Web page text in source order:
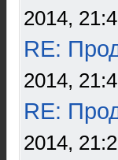
2014,
RE:
2014,
RE:
2014,